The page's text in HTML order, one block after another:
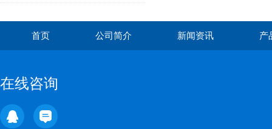
首页 公司简介 新闻资讯 产
在线咨询